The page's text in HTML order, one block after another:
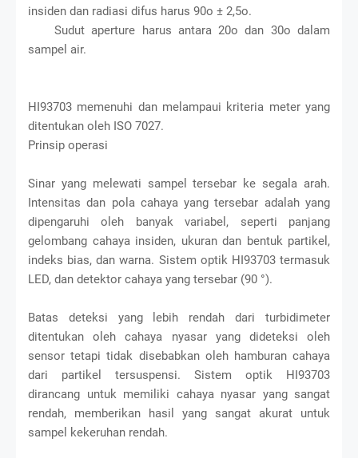
insiden dan radiasi difus harus 90o ± 2,5o.
Sudut aperture harus antara 20o dan 30o dalam
sampel air.
HI93703 memenuhi dan melampaui kriteria meter yang
ditentukan oleh ISO 7027.
Prinsip operasi
Sinar yang melewati sampel tersebar ke segala arah.
Intensitas dan pola cahaya yang tersebar adalah yang
dipengaruhi oleh banyak variabel, seperti panjang
gelombang cahaya insiden, ukuran dan bentuk partikel,
indeks bias, dan warna. Sistem optik HI93703 termasuk
LED, dan detektor cahaya yang tersebar (90 °).
Batas deteksi yang lebih rendah dari turbidimeter
ditentukan oleh cahaya nyasar yang dideteksi oleh
sensor tetapi tidak disebabkan oleh hamburan cahaya
dari partikel tersuspensi. Sistem optik HI93703
dirancang untuk memiliki cahaya nyasar yang sangat
rendah, memberikan hasil yang sangat akurat untuk
sampel kekeruhan rendah.